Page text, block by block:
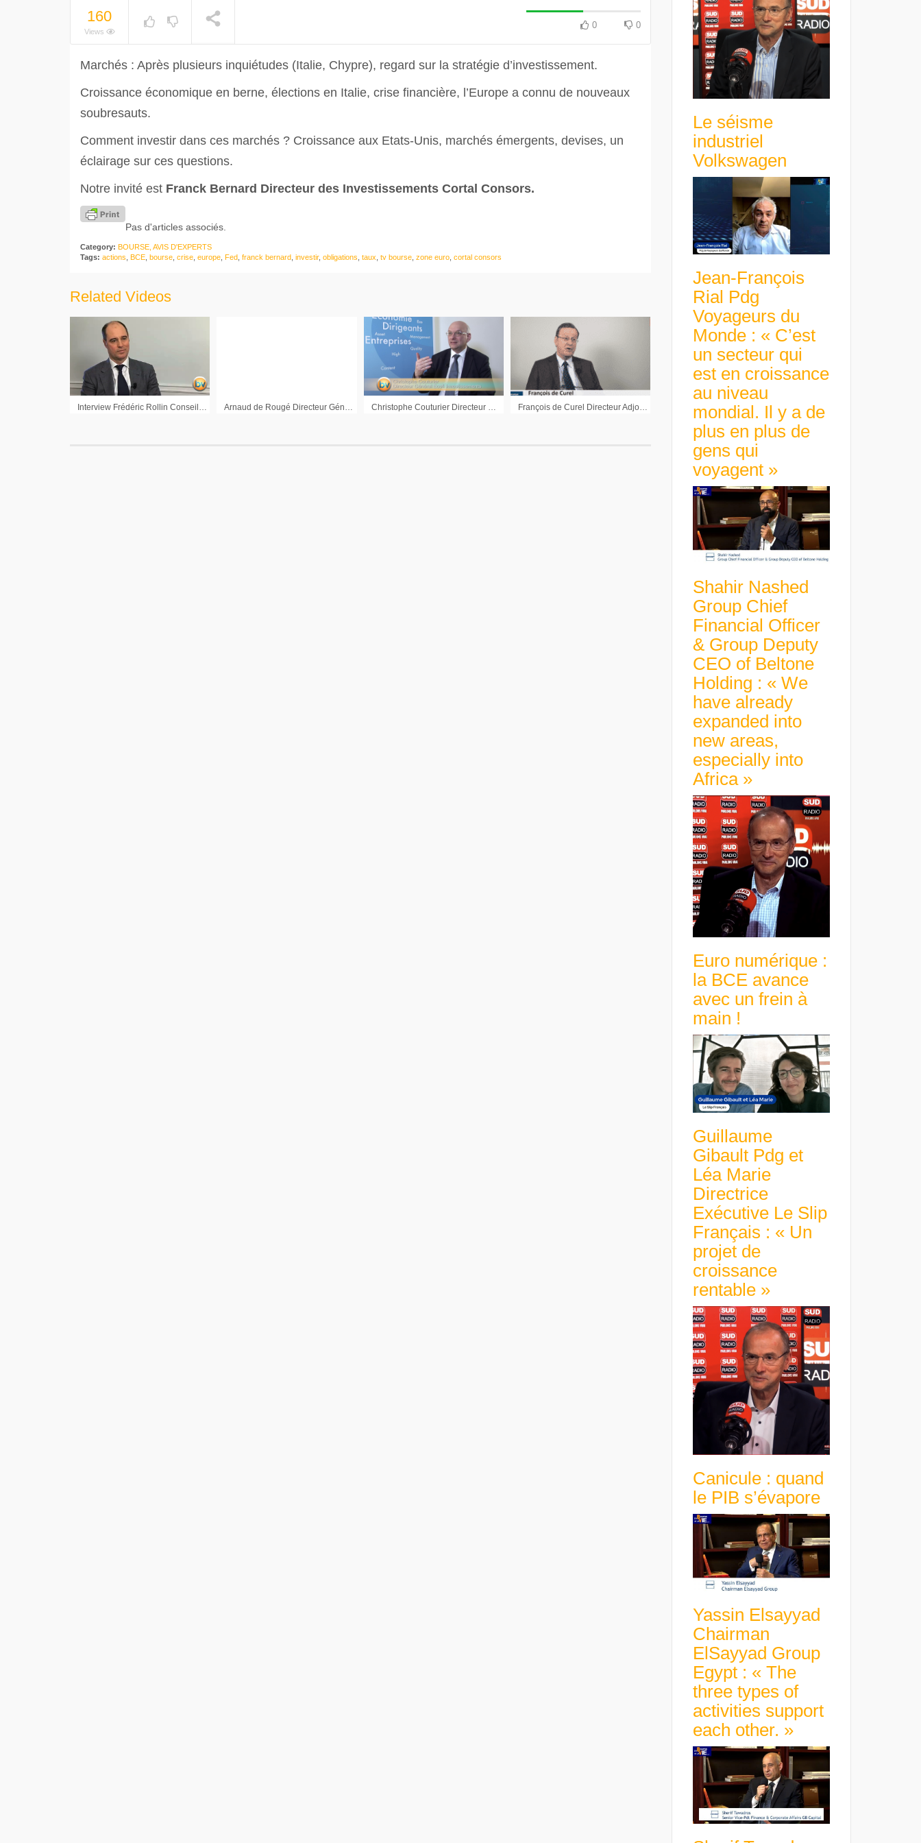
160
Views
0 0
Marchés : Après plusieurs inquiétudes (Italie, Chypre), regard sur la stratégie d’investissement.
Croissance économique en berne, élections en Italie, crise financière, l’Europe a connu de nouveaux
soubresauts.
Comment investir dans ces marchés ? Croissance aux Etats-Unis, marchés émergents, devises, un
éclairage sur ces questions.
Notre invité est Franck Bernard Directeur des Investissements Cortal Consors.
Pas d'articles associés.
Category: BOURSE, AVIS D'EXPERTS
Tags: actions BCE bourse crise europe Fed franck bernard investir, obligations taux tv bourse zone euro cortal consors
Related Videos
François de Curel Directeur Adjoint Allocation d’Actifs Edmond de Rothschild AM : « Ce qui tient c’est la consommation »
Le séisme
industriel
Volkswagen
Jean-François
Rial Pdg
Voyageurs du
Monde : « C’est
un secteur qui
est en croissance
au niveau
mondial. Il y a de
plus en plus de
gens qui
voyagent »
Shahir Nashed
Group Chief
Financial Officer
& Group Deputy
CEO of Beltone
Holding : « We
have already
expanded into
new areas,
especially into
Africa »
Euro numérique :
la BCE avance
avec un frein à
main !
Guillaume
Gibault Pdg et
Léa Marie
Directrice
Exécutive Le Slip
Français : « Un
projet de
croissance
rentable »
Canicule : quand
le PIB s’évapore
Yassin Elsayyad
Chairman
ElSayyad Group
Egypt : « The
three types of
activities support
each other. »